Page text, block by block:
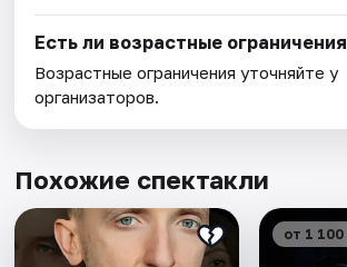
Есть ли возрастные
Возрастные ограничения уточняйте у
организаторов.
Похожие спектакли
от 1 100